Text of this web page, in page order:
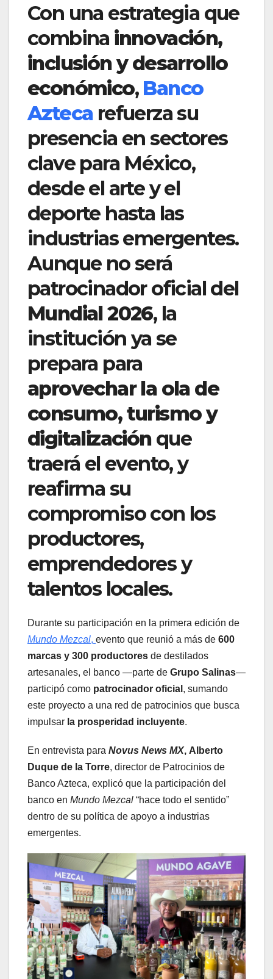
Con una estrategia que
combina innovación,
inclusión y desarrollo
económico, Banco
Aztecarefuerza su
presencia en sectores
clave para México,
desde el arte y el
deporte hasta las
industrias emergentes.
Aunque no será
patrocinador oficial del
Mundial 2026, la
institución ya se
prepara para
aprovechar la ola de
consumo, turismo y
digitalizaciónque
traerá el evento, y
reafirma su
compromiso con los
productores,
emprendedores y
talentos locales.
Durante su participación en la primera edición de
Mundo Mezcal, evento que reunió a más de 600
marcas y 300 productores de destilados
artesanales, el banco —parte de Grupo Salinas—
participó como patrocinador oficial , sumando
este proyecto a una red de patrocinios que busca
impulsar la prosperidad incluyente.
En entrevista para Novus News MX, Alberto
Duque de la Torre, director de Patrocinios de
Banco Azteca, explicó que la participación del
banco en Mundo Mezcal “hace todo el sentido”
dentro de su política de apoyo a industrias
emergentes.